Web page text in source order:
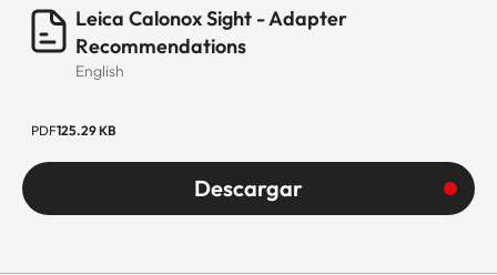
Leica Calonox Sight - Adapter
Recommendations
English
PDF125.29 KB
Descargar